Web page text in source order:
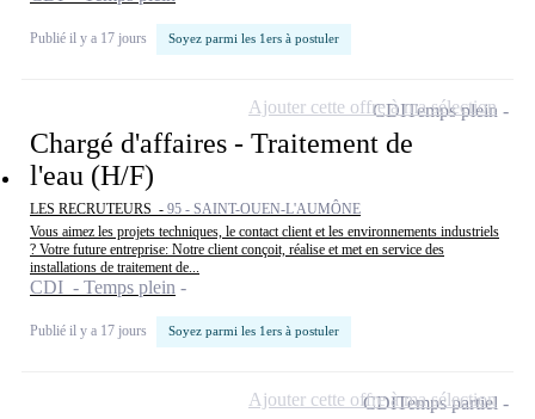
Publié il y a 17 jours Soyez parmi les 1ers à postuler
Chargé d'affaires - Traitement de
l'eau (H/F)
LES RECRUTEURS - 95 - SAINT-OUEN-L'AUMÔNE
Vous aimez les projets techniques, le contact client et les environnements industriels
? Votre future entreprise: Notre client conçoit, réalise et met en service des
installations de traitement de...
CDI - Temps plein
Publié il y a 17 jours Soyez parmi les 1ers à postuler
CDITemps plein
Ajouter cette offre à ma sélection
CDITemps partiel
Ajouter cette offre à ma sélection